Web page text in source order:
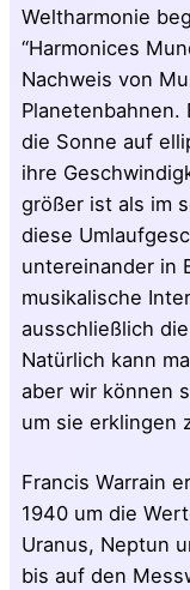
Weltharmonie
“Harmonices
Nachweis von
Planetenbahnen.
die Sonne auf
ihre
größer ist als im
diese
untereinander in
musikalische
ausschließlich
Natürlich kann
aber wir können
um sie erklingen
Francis Warrain
1940 um die
Uranus, Neptun
bis auf den